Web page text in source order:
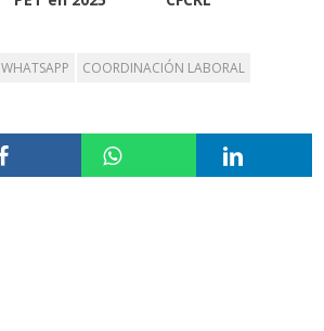
WHATSAPP
COORDINACIÓN LABORAL